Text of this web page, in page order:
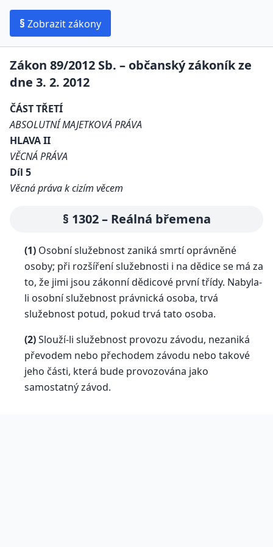
§ Zobrazit zákony
Zákon 89/2012 Sb. – občanský zákoník ze
dne 3. 2. 2012
ČÁST TŘETÍ
ABSOLUTNÍ MAJETKOVÁ PRÁVA
HLAVA II
VĚCNÁ PRÁVA
Díl 5
Věcná práva k cizím věcem
§ 1302 – Reálná břemena
(1) Osobní služebnost zaniká smrtí oprávněné
osoby; při rozšíření služebnosti i na dědice se má za
to, že jimi jsou zákonní dědicové první třídy. Nabyla-
li osobní služebnost právnická osoba, trvá
služebnost potud, pokud trvá tato osoba.
(2)Slouží-li služebnost provozu závodu, nezaniká
převodem nebo přechodem závodu nebo takové
jeho části, která bude provozována jako
samostatný závod.